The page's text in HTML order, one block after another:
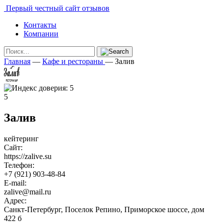
Первый честный сайт отзывов
Контакты
Компании
Главная — Кафе и рестораны — Залив
5
Залив
кейтеринг
Сайт:
https://zalive.su
Телефон:
+7 (921) 903-48-84
E-mail:
zalive@mail.ru
Адрес:
Санкт-Петербург, Поселок Репино, Приморское шоссе, дом
422 б